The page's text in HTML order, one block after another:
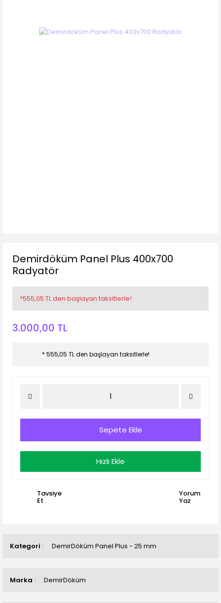
Kategori DemirDöküm Panel Plus - 25 mm
Marka DemirDöküm
Demirdöküm Panel Plus 400x700
Radyatör
*555,05 TL den başlayan taksitlerle!
3.000,00 TL
* 555,05 TL den başlayan taksitlerle!
Sepete Ekle
Hızlı Ekle
Tavsiye
Et
Yorum
Yaz